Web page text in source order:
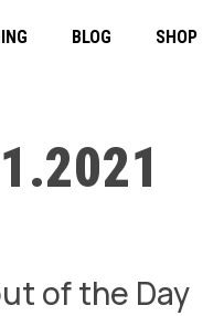
BLOG SHOP
of the Day